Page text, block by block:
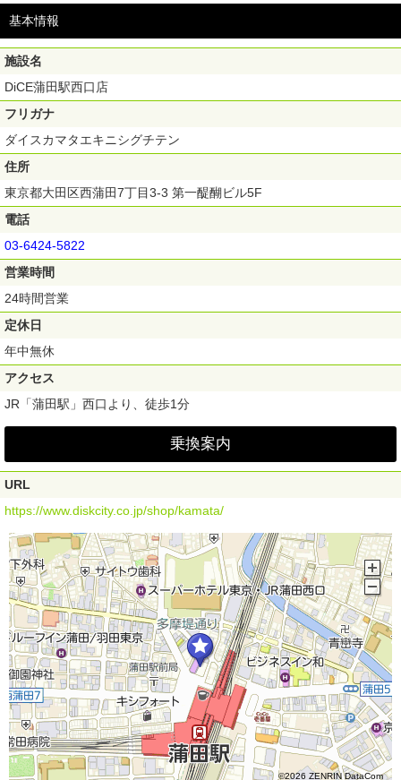
基本情報
施設名
DiCE蒲田駅西口店
フリガナ
ダイスカマタエキニシグチテン
住所
東京都大田区西蒲田7丁目3-3 第一醍醐ビル5F
電話
03-6424-5822
営業時間
24時間営業
定休日
年中無休
アクセス
JR「蒲田駅」西口より、徒歩1分
乗換案内
URL
https://www.diskcity.co.jp/shop/kamata/
©2026 ZENRIN DataCom